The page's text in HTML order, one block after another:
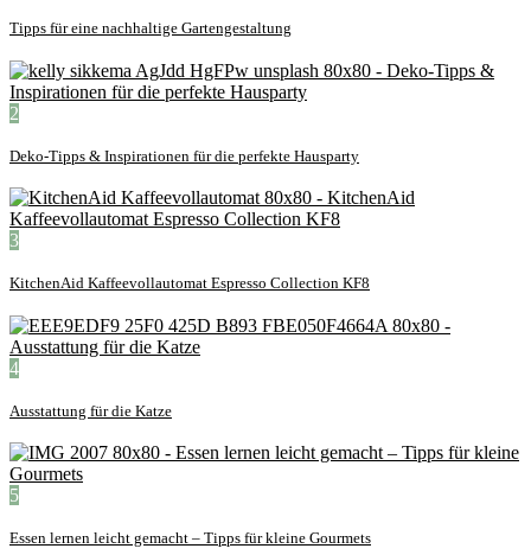
Tipps für eine nachhaltige Gartengestaltung
2
Deko-Tipps & Inspirationen für die perfekte Hausparty
3
KitchenAid Kaffeevollautomat Espresso Collection KF8
4
Ausstattung für die Katze
5
Essen lernen leicht gemacht – Tipps für kleine Gourmets